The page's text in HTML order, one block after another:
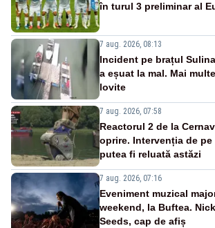
în turul 3 preliminar al
7 aug. 2026, 08:13
Incident pe brațul
a eșuat la mal. Mai
lovite
7 aug. 2026, 07:58
Reactorul 2 de la
oprire. Intervenția de pe
putea fi reluată astăzi
7 aug. 2026, 07:16
Eveniment muzical
weekend, la Buftea.
Seeds, cap de afiș